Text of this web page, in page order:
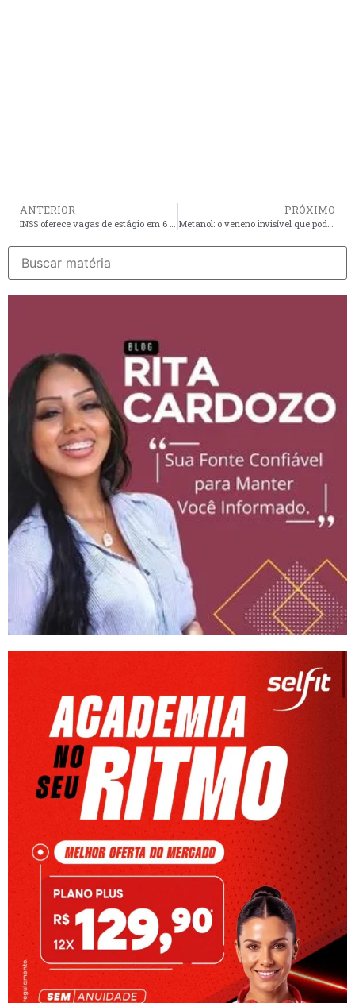
ANTERIOR
INSS oferece vagas de estágio em 6 cidades do Maranhão; saiba como participar
PRÓXIMO
Metanol: o veneno invisível que pode estar na sua bebida; saiba os riscos e como se proteger